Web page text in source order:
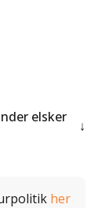
elsker
her